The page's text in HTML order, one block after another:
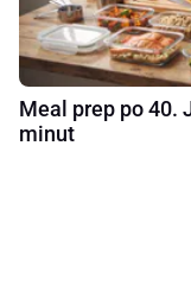
Meal prep po 40.
minut